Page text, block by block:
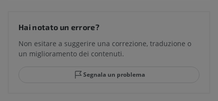
Hai notato un errore?
Non esitare a suggerire una correzione, traduzione o
un miglioramento dei contenuti.
Segnala un problema